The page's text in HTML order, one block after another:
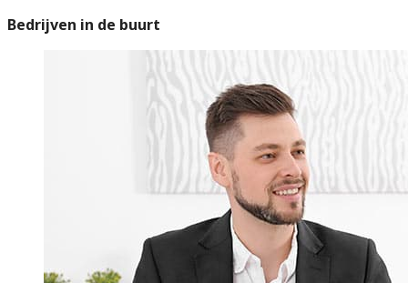
Bedrijven in de buurt